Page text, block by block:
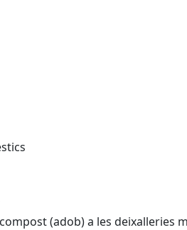
(adob) a les deixalleries